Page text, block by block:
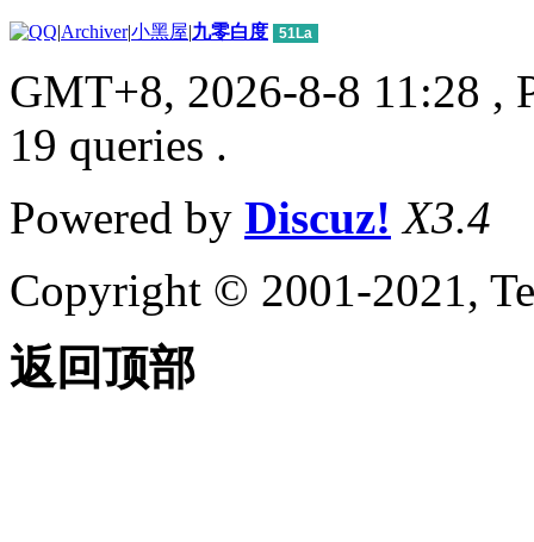
|Archiver|小黑屋|九零白度 51La
GMT+8, 2026-8-8 11:28 ,
19 queries .
Powered by Discuz! X3.4
Copyright © 2001-2021,
返回顶部